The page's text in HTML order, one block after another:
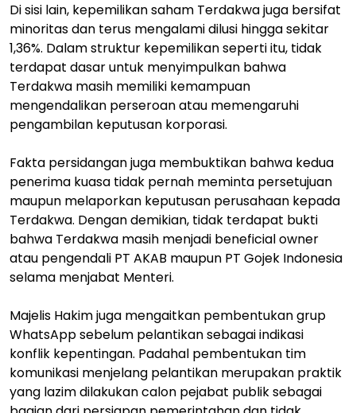
Di sisi lain, kepemilikan saham Terdakwa juga bersifat
minoritas dan terus mengalami dilusi hingga sekitar
1,36%. Dalam struktur kepemilikan seperti itu, tidak
terdapat dasar untuk menyimpulkan bahwa
Terdakwa masih memiliki kemampuan
mengendalikan perseroan atau memengaruhi
pengambilan keputusan korporasi.
Fakta persidangan juga membuktikan bahwa kedua
penerima kuasa tidak pernah meminta persetujuan
maupun melaporkan keputusan perusahaan kepada
Terdakwa. Dengan demikian, tidak terdapat bukti
bahwa Terdakwa masih menjadi beneficial owner
atau pengendali PT AKAB maupun PT Gojek Indonesia
selama menjabat Menteri.
Majelis Hakim juga mengaitkan pembentukan grup
WhatsApp sebelum pelantikan sebagai indikasi
konflik kepentingan. Padahal pembentukan tim
komunikasi menjelang pelantikan merupakan praktik
yang lazim dilakukan calon pejabat publik sebagai